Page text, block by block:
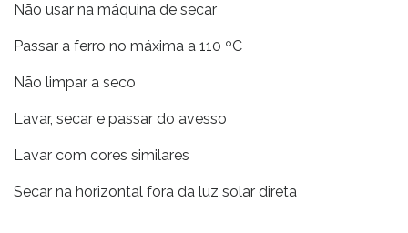
Não usar na máquina de secar
Passar a ferro no máxima a 110 ºC
Não limpar a seco
Lavar, secar e passar do avesso
Lavar com cores similares
Secar na horizontal fora da luz solar direta